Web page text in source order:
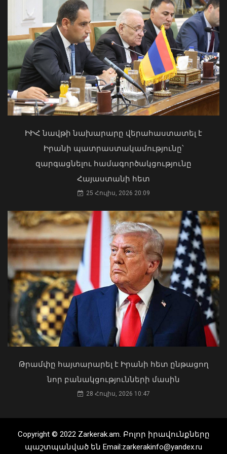
Անգլիայի բոլոր ջրային ավազաններն
աղտոտված են թnւնավոր քիմիական
08 Օգոստոս, 2026 19:56
Հրդեհի ահազանգ Սայաթ-Նովա
պողոտայում. շենքից տարհանվել է 5
բնակիչ
08 Օգոստոս, 2026 19:34
Մկրտության արարողությունից հետո
Արտաշատում 14 մարդ թունավորման
ախտանիշներով դիմել է ԲԿ. ՀՎԿԱԿ
02 Օգոստոս, 2026 15:06
Կաթողիկոսը պետք է օրենքի առաջ
կանգնի, եթե հանցանք է գործել, կամ
արտաքին ազդեցության գործակալ
դարձել. աստվածաբան
07 Օգոստոս, 2026 17:03
ԻԻՀ նավթի նախարարը վերահաստատել է
Իրանի պատրաստակամությունը՝
զարգացնելու համագործակցությունը
Հայաստանի հետ
25 Հուլիս, 2026 20:09
Թրամփը հայտարարել է Իրանի հետ ընթացող
նոր բանակցությունների մասին
28 Հուլիս, 2026 10:47
Copyright © 2022 Zarkerak.am. Բոլոր իրավունքները
պաշտպանված են Email:zarkerakinfo@yandex.ru